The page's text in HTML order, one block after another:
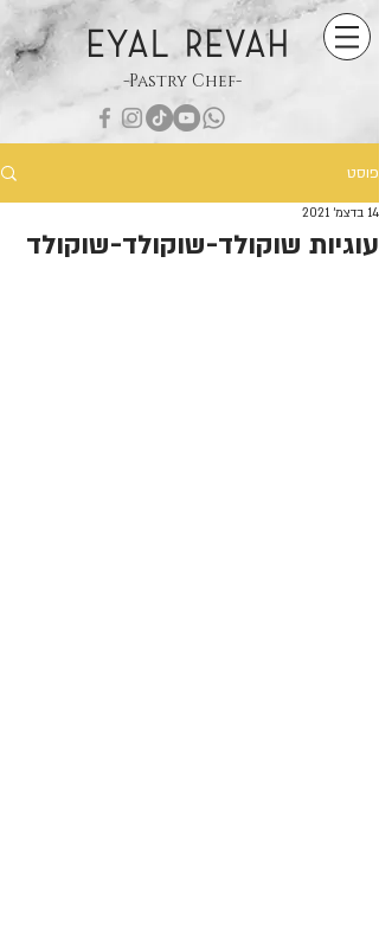
EYAL REVAH
-Pastry Chef-
פוסט
עוגיות שוקולד-שוקולד-שוקולד
14 בדצמ׳ 2021